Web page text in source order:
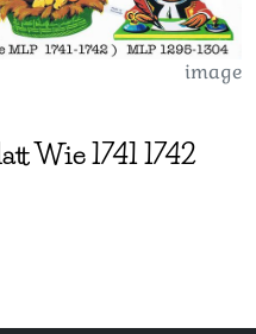
image
Wie 1741 1742